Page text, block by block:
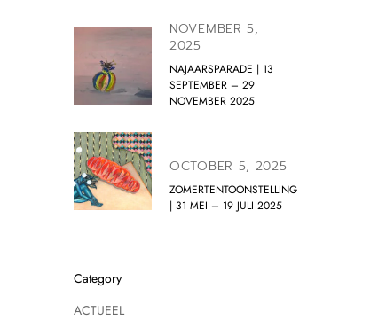
NOVEMBER 5,
2025
NAJAARSPARADE | 13
SEPTEMBER – 29
NOVEMBER 2025
OCTOBER 5, 2025
ZOMERTENTOONSTELLING
| 31 MEI – 19 JULI 2025
Category
ACTUEEL